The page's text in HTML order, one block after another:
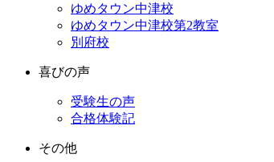
ゆめタウン中津校
ゆめタウン中津校第2教室
別府校
喜びの声
受験生の声
合格体験記
その他